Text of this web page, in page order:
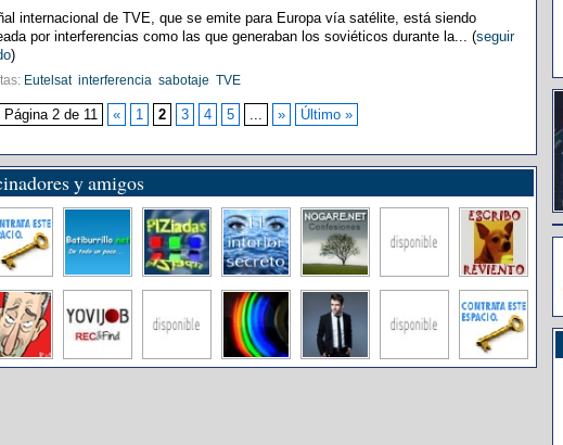
internacional de TVE, que se emite para Europa vía satélite, está siendo
por interferencias como las que generaban los soviéticos durante la... (seguir
)
Eutelsat interferencia sabotaje TVE
Página 2 de 11 « 1 2 3 4 5 ... » Último »
y amigos